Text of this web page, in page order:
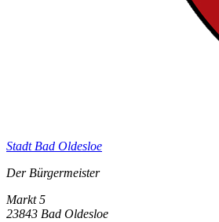
Stadt Bad Oldesloe
Der Bürgermeister
Markt 5
23843 Bad Oldesloe